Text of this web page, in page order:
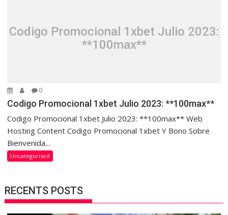
Codigo Promocional 1xbet Julio 2023:
**100max**
0
Codigo Promocional 1xbet Julio 2023: **100max**
Codigo Promocional 1xbet Julio 2023: **100max** Web
Hosting Content Codigo Promocional 1xbet Y Bono Sobre
Bienvenida...
Uncategorised
RECENTS POSTS